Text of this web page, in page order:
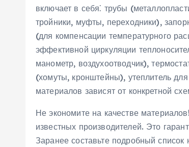
включает в себя⁚ трубы
тройники, муфты, переходники),
(для компенсации температурного
эффективной циркуляции
манометр, воздухоотводчик),
(хомуты, кронштейны), утеплитель
материалов зависят от конкретной
Не экономите на качестве
известных производителей. Это
Заранее составьте подробный